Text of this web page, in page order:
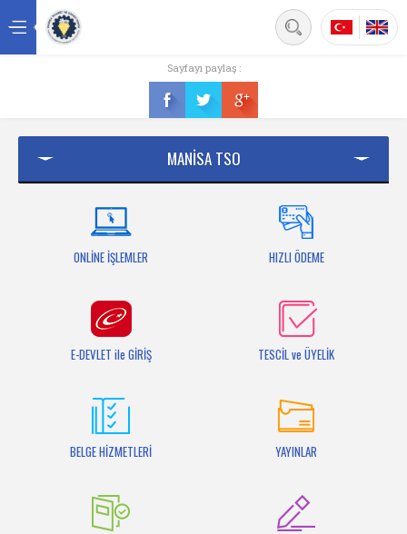
Üyelik
Bilgi Bankası
Sayfayı paylaş :
MANİSA TSO
ONLİNE İŞLEMLER HIZLI ÖDEME
E-DEVLET ile GİRİŞ TESCİL ve ÜYELİK
BELGE HİZMETLERİ YAYINLAR